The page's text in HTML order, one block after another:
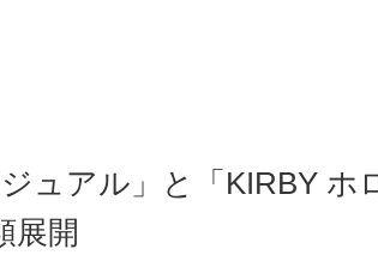
ジュアル」と「KIRBY ホ
展開